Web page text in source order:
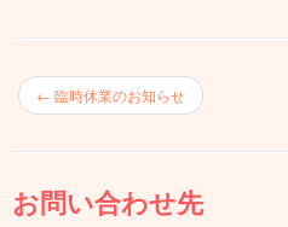
← 臨時休業のお知らせ
お問い合わせ先